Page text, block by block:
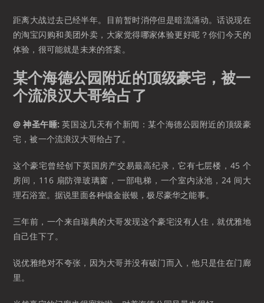
距离大战过去已经半年。目前暂时消停但是暗流涌动。话说现在
的淘宝闪购和美团外卖，大家觉得哪家体验更好呢？你们今天的
体验，很可能就是未来的答案。
某个海德公园附近的顶级豪宅，被一
个流浪汉大哥给占了
@ 神圣午睡: 英国这几天有个新闻：某个海德公园附近的顶级豪
宅，被一个流浪汉大哥给占了。
这个豪宅曾经创下英国房产交易最高纪录，它有七层楼，45 个
房间，116 扇防弹玻璃窗，一部电梯，一个室内泳池，24 间大
理石浴室。据说里面各种镶金嵌银，极尽豪华之能事。
三年前，一个来自瑞典的大哥发现这个豪宅没有人住，就优雅地
自己住下了。
说优雅绝对不夸张，因为大哥并没有破门而入，他只是住在门廊
里。